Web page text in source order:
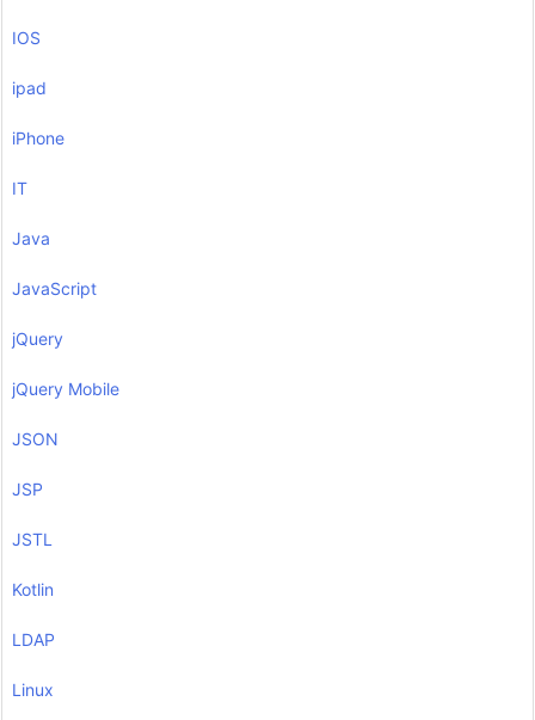
IOS
ipad
iPhone
IT
Java
JavaScript
jQuery
jQuery Mobile
JSON
JSP
JSTL
Kotlin
LDAP
Linux